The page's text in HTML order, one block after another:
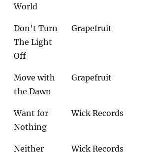
World
Don't Turn
The Light
Off
Grapefruit
Move with
the Dawn
Grapefruit
Want for
Nothing
Wick Records
Neither
Wick Records